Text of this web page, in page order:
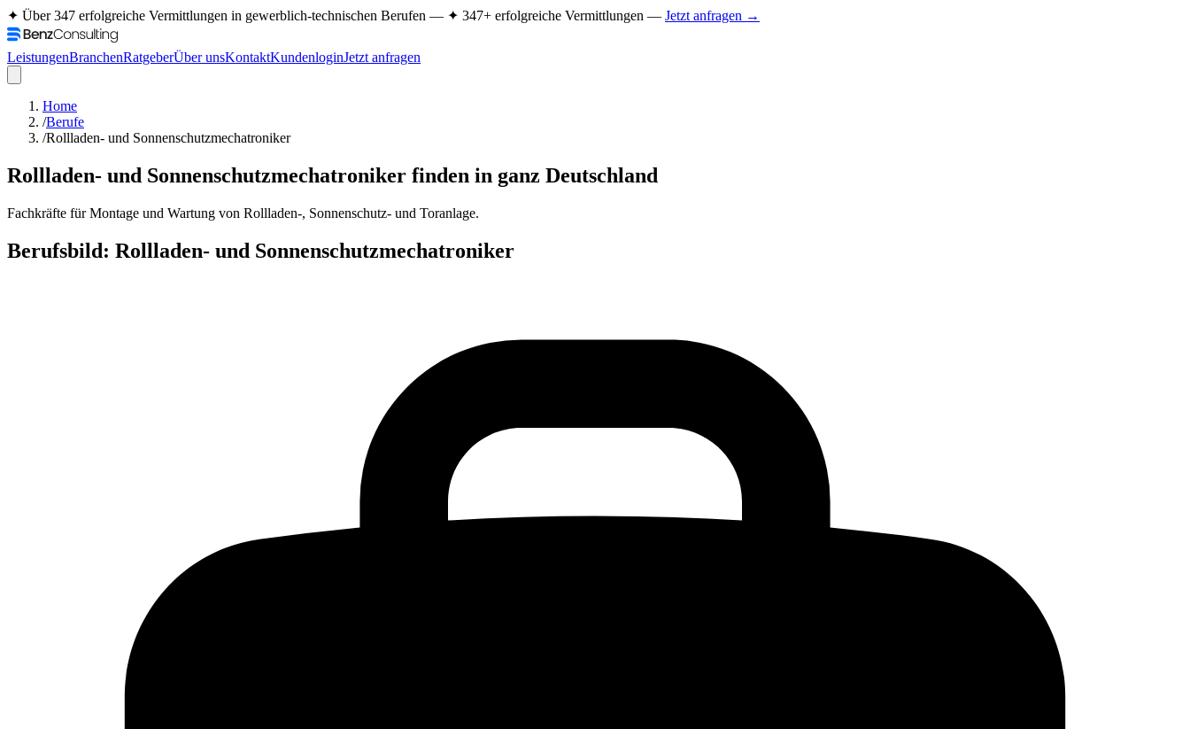
✦ Über 347 erfolgreiche Vermittlungen in gewerblich-technischen Berufen — ✦ 347+ erfolgreiche Vermittlungen — Jetzt anfragen →
LeistungenBranchenRatgeberÜber unsKontaktKundenloginJetzt anfragen
Home
/Berufe
/Rollladen- und Sonnenschutzmechatroniker
Rollladen- und Sonnenschutzmechatroniker finden in ganz Deutschland
Fachkräfte für Montage und Wartung von Rollladen-, Sonnenschutz- und Toranlage.
Berufsbild: Rollladen- und Sonnenschutzmechatroniker